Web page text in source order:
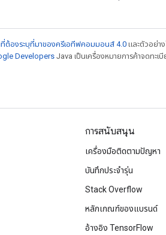
ต้องระบุที่มาของครีเอทีฟคอมมอนส์ 4.0 และตัวอย่า
Developers Java เป็นเครื่องหมายการค้าจดทะ
การสนับสนุน
เครื่องมือติดตามปัญหา
บันทึกประจำรุ่น
Stack Overflow
หลักเกณฑ์ของแบรนด์
อ้างอิง TensorFlow